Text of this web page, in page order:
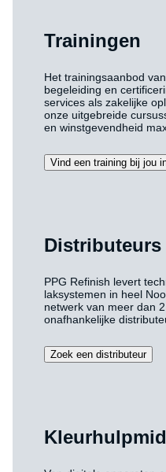
Trainingen
Het trainingsaanbod
begeleiding en
services als zakelijke
onze uitgebreide
en winstgevendheid
Vind een training bij jou
Distributeurs
PPG Refinish levert
laksystemen in heel
netwerk van meer dan
onafhankelijke
Zoek een distributeur